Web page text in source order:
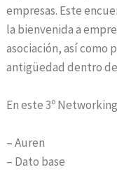
empresas. Este
la bienvenida a
asociación, así como
antigüedad dentro
En este 3º
– Auren
– Dato base